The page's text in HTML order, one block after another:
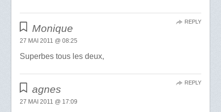
Monique
27 MAI 2011 @ 08:25
Superbes tous les deux,
REPLY
agnes
27 MAI 2011 @ 17:09
REPLY